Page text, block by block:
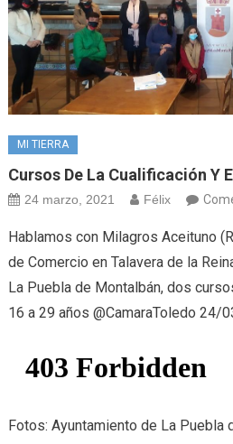
MI TIERRA
Cursos De La Cualificación Y
24 marzo, 2021 Félix
Hablamos con Milagros Aceituno
de Comercio en Talavera de la
La Puebla de Montalbán, dos
16 a 29 años @CamaraToledo 24/
Fotos: Ayuntamiento de La Puebla